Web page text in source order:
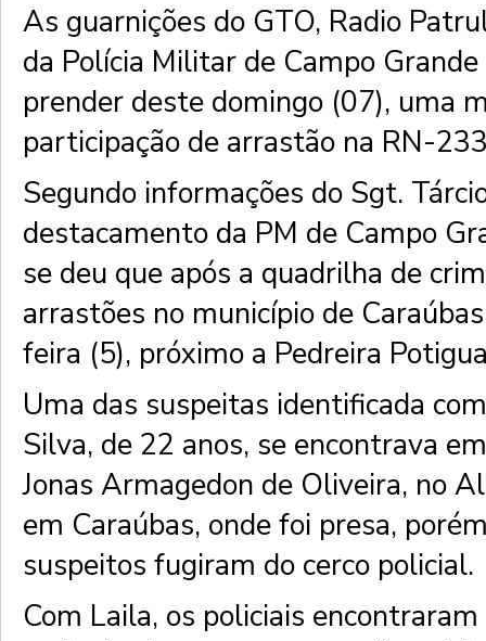
As guarnições do GTO, Radio
da Polícia Militar de Campo
prender deste domingo (07), uma
participação de arrastão na RN-
Segundo informações do Sgt.
destacamento da PM de Campo
se deu que após a quadrilha de
arrastões no município de
feira (5), próximo a Pedreira
Uma das suspeitas identificada
Silva, de 22 anos, se encontrava
Jonas Armagedon de Oliveira, no
em Caraúbas, onde foi presa,
suspeitos fugiram do cerco policial.
Com Laila, os policiais